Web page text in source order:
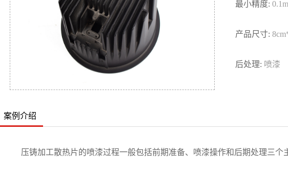
最小精度:
产品尺寸:
后处理: 喷漆
案例介绍
压铸加工散热片的喷漆过程一般包括前期准备、喷漆操作和后期处理三个